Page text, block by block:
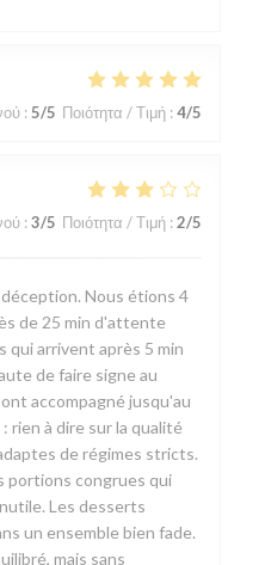
: 5/5 Ποιότητα / Τιμή : 4/5
: 3/5 Ποιότητα / Τιμή : 2/5
Nous étions 4
de 25 min d'attente
qui arrivent après 5 min
de faire signe au
accompagné jusqu'au
rien à dire sur la qualité
de régimes stricts.
portions congrues qui
Les desserts
un ensemble bien fade.
mais sans